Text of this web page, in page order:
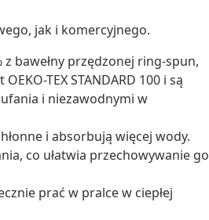
jak i komercyjnego.
bawełny przędzonej ring-spun,
TEX STANDARD 100 i są
i niezawodnymi w
i absorbują więcej wody.
co ułatwia przechowywanie go
prać w pralce w ciepłej